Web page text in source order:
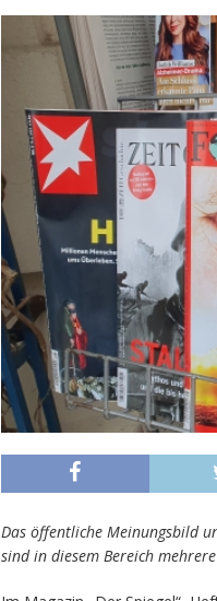
Das öffentliche Meinungsbild
sind in diesem Bereich